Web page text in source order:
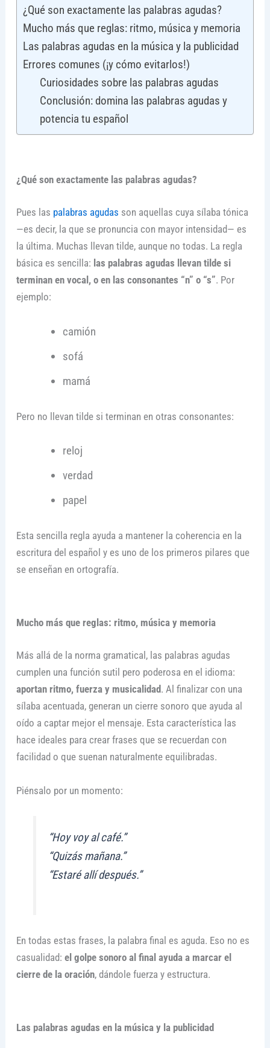
¿Qué son exactamente las palabras agudas?
Mucho más que reglas: ritmo, música y memoria
Las palabras agudas en la música y la publicidad
Errores comunes (¡y cómo evitarlos!)
Curiosidades sobre las palabras agudas
Conclusión: domina las palabras agudas y
potencia tu español
¿Qué son exactamente las palabras agudas?
Pues las palabras agudas son aquellas cuya sílaba tónica
—es decir, la que se pronuncia con mayor intensidad— es
la última. Muchas llevan tilde, aunque no todas. La regla
básica es sencilla: las palabras agudas llevan tilde si
terminan en vocal, o en las consonantes “n” o “s”. Por
ejemplo:
camión
sofá
mamá
Pero no llevan tilde si terminan en otras consonantes:
reloj
verdad
papel
Esta sencilla regla ayuda a mantener la coherencia en la
escritura del español y es uno de los primeros pilares que
se enseñan en ortografía.
Mucho más que reglas: ritmo, música y memoria
Más allá de la norma gramatical, las palabras agudas
cumplen una función sutil pero poderosa en el idioma:
aportan ritmo, fuerza y musicalidad. Al finalizar con una
sílaba acentuada, generan un cierre sonoro que ayuda al
oído a captar mejor el mensaje. Esta característica las
hace ideales para crear frases que se recuerdan con
facilidad o que suenan naturalmente equilibradas.
Piénsalo por un momento:
“Hoy voy al café.”
“Quizás mañana.”
“Estaré allí después.”
En todas estas frases, la palabra final es aguda. Eso no es
casualidad: el golpe sonoro al final ayuda a marcar el
cierre de la oración, dándole fuerza y estructura.
Las palabras agudas en la música y la publicidad